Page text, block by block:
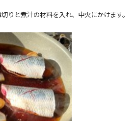
りと煮汁の材料を入れ、中火にかけます。